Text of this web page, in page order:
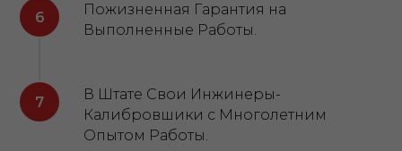
Пожизненная Гарантия на
Выполненные Работы.
В Штате Свои Инжинеры-
Калибровшики с Многолетним
Опытом Работы.